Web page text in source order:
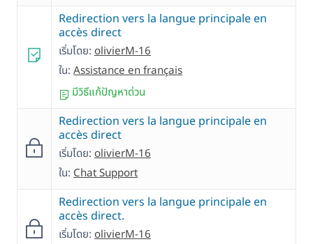
Redirection vers la langue principale en
accès direct
เริ่มโดย: olivierM-16
ใน: Assistance en français
มีวิธีแก้ปัญหาด่วน
Redirection vers la langue principale en
accès direct
เริ่มโดย: olivierM-16
ใน: Chat Support
Redirection vers la langue principale en
accès direct.
เริ่มโดย: olivierM-16